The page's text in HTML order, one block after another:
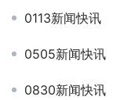
0113新闻快讯
0505新闻快讯
0830新闻快讯